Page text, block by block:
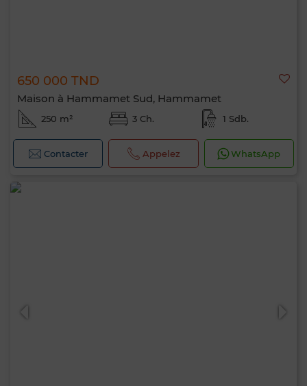
650 000 TND
Maison à Hammamet Sud, Hammamet
250 m² 3 Ch. 1 Sdb.
Contacter Appelez WhatsApp